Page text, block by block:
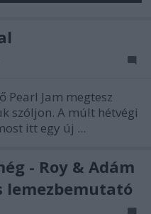
Pearl Jam megtesz
szóljon. A múlt hétvégi
itt egy új ...
- Roy & Ádám
lemezbemutató